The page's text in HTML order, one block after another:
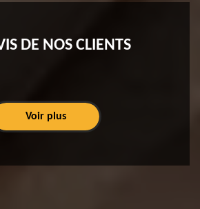
DE NOS CLIENTS
Voir plus